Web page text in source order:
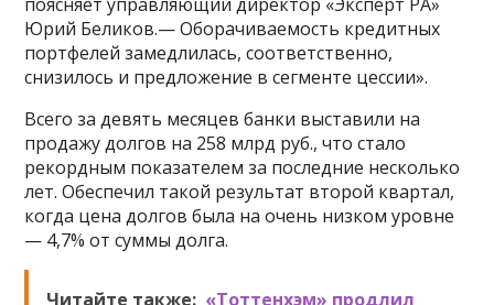
Юрий Беликов.— Оборачиваемость кредитных
портфелей замедлилась, соответственно,
снизилось и предложение в сегменте цессии».
Всего за девять месяцев банки выставили на
продажу долгов на 258 млрд руб., что стало
рекордным показателем за последние несколько
лет. Обеспечил такой результат второй квартал,
когда цена долгов была на очень низком уровне
— 4,7% от суммы долга.
Читайте также: «Тоттенхэм» продлил